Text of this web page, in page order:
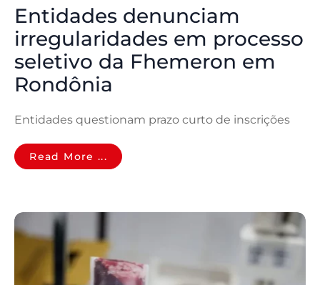
Entidades denunciam
irregularidades em processo
seletivo da Fhemeron em
Rondônia
Entidades questionam prazo curto de inscrições
Read More ...